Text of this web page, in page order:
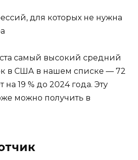
самый высокий средний
в США в нашем списке — 72
на 19 % до 2024 года. Эту
можно получить в